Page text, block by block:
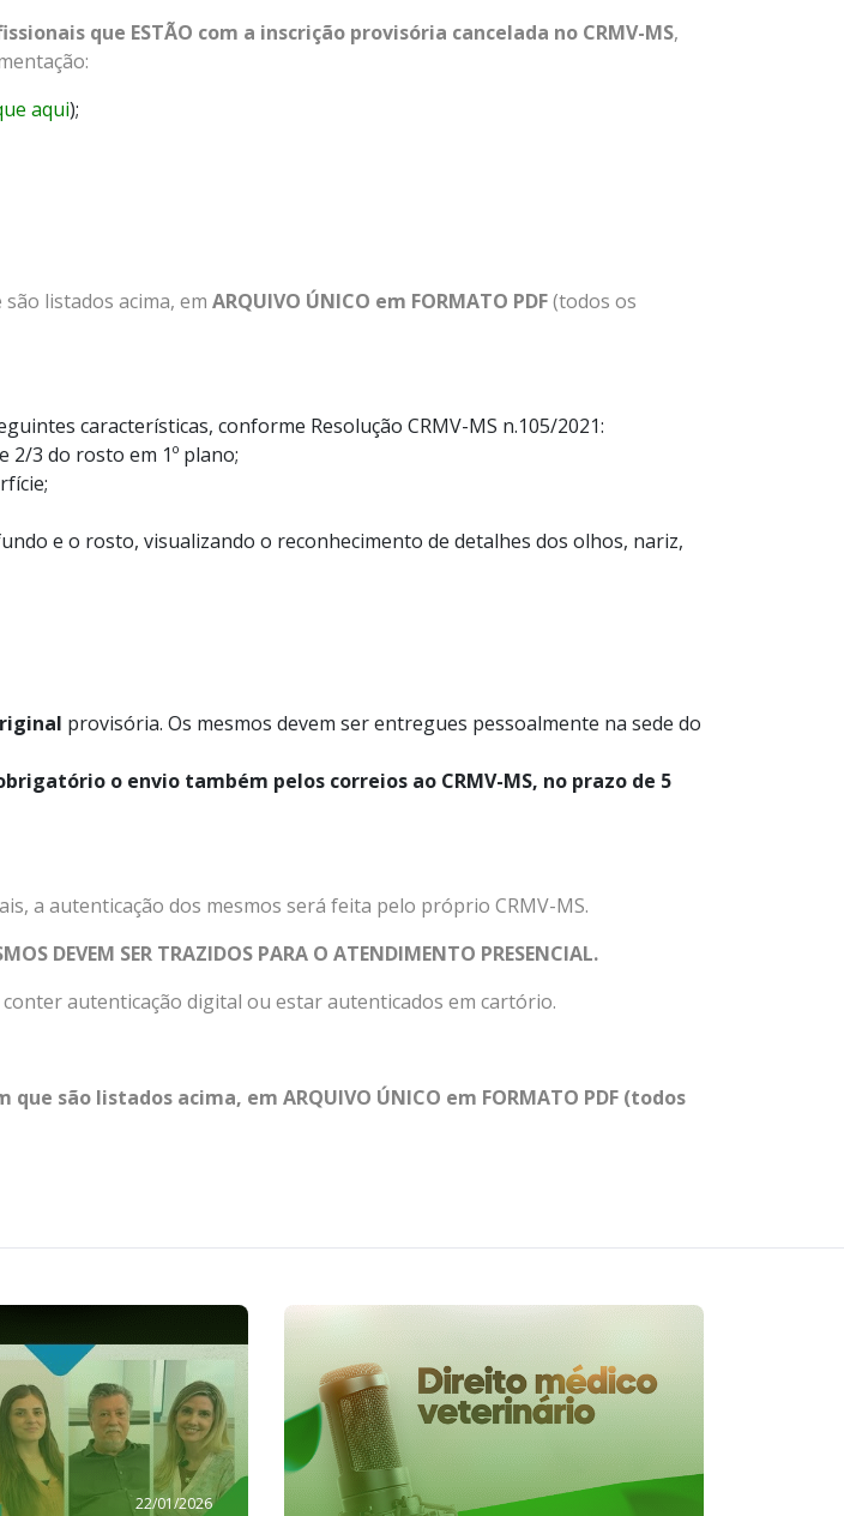
que ESTÃO com a inscrição provisória cancelada no CRMV-MS,
aqui);
listados acima, em ARQUIVO ÚNICO em FORMATO PDF(todos os
características, conforme Resolução CRMV-MS n.105/2021:
2/3 do rosto em 1º plano;
e o rosto, visualizando o reconhecimento de detalhes dos olhos, nariz,
provisória. Os mesmos devem ser entregues pessoalmente na sede do
o envio também pelos correios ao CRMV-MS, no prazo de 5
a autenticação dos mesmos será feita pelo próprio CRMV-MS.
DEVEM SER TRAZIDOS PARA O ATENDIMENTO PRESENCIAL.
autenticação digital ou estar autenticados em cartório.
são listados acima, em ARQUIVO ÚNICO em FORMATO PDF (todos
22/01/2026